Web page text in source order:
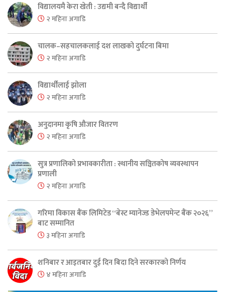
विद्यालयमै केरा खेती : उद्यमी बन्दै विद्यार्थी
२ महिना अगाडि
चालक–सहचालकलाई दश लाखको दुर्घटना बिमा
२ महिना अगाडि
विद्यार्थीलाई झोला
२ महिना अगाडि
अनुदानमा कृषि औजार वितरण
२ महिना अगाडि
सुत्र प्रणालिको प्रभावकारीता : स्थानीय सञ्चितकोष व्यवस्थापन
प्रणाली
२ महिना अगाडि
गरिमा विकास बैंक लिमिटेड “बेस्ट म्यानेज्ड डेभेलपमेन्ट बैंक २०२६”
बाट सम्मानित
३ महिना अगाडि
शनिबार र आइतबार दुई दिन बिदा दिने सरकारको निर्णय
४ महिना अगाडि